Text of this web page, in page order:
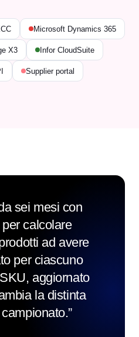
Microsoft Dynamics 365
X3 Infor CloudSuite
Supplier portal
sei mesi con
calcolare
ad avere
per ciascuno
aggiornato
la distinta
”